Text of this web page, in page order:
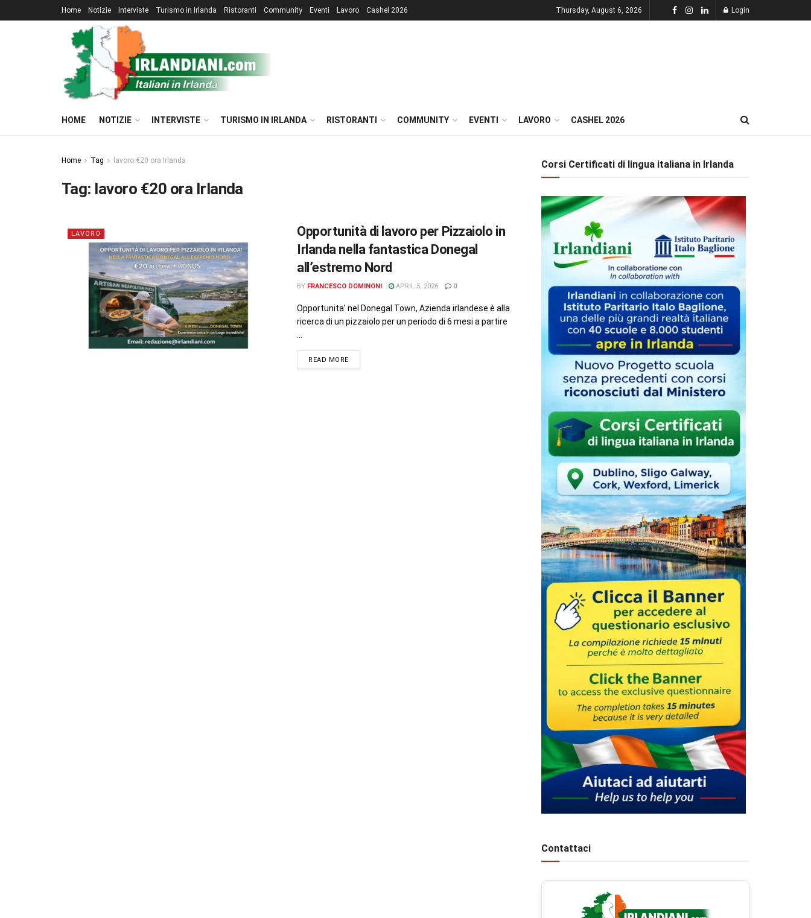
Home Notizie Interviste Turismo in Irlanda Ristoranti Community Eventi Lavoro Cashel 2026 Thursday, August 6, 2026 Login
HOME NOTIZIE INTERVISTE TURISMO IN IRLANDA RISTORANTI COMMUNITY EVENTI LAVORO CASHEL 2026
Home Tag lavoro €20 ora Irlanda
Tag: lavoro €20 ora Irlanda
LAVORO
Opportunità di lavoro per Pizzaiolo in
Irlanda nella fantastica Donegal
all’estremo Nord
BY FRANCESCO DOMINONI APRIL 5, 2026 0
Opportunita’ nel Donegal Town, Azienda irlandese è alla
ricerca di un pizzaiolo per un periodo di 6 mesi a partire
READ MORE
Corsi Certificati di lingua italiana in Irlanda
Contattaci